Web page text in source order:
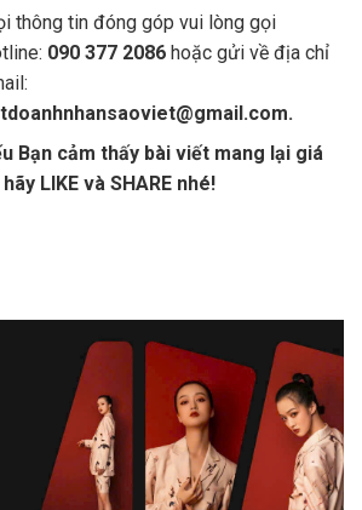
thông tin đóng góp vui lòng gọi
090 377 2086 hoặc gửi về địa chỉ
Bạn cảm thấy bài viết mang lại giá
LIKE và SHARE nhé!